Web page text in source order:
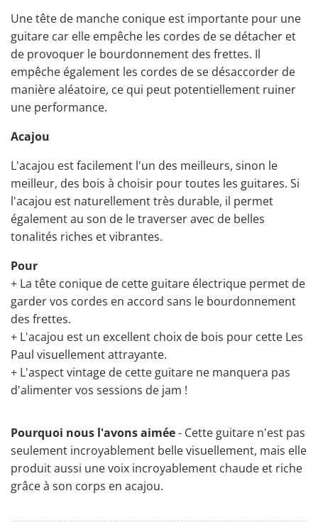
Une tête de manche conique est importante pour une
guitare car elle empêche les cordes de se détacher et
de provoquer le bourdonnement des frettes. Il
empêche également les cordes de se désaccorder de
manière aléatoire, ce qui peut potentiellement ruiner
une performance.
Acajou
L'acajou est facilement l'un des meilleurs, sinon le
meilleur, des bois à choisir pour toutes les guitares. Si
l'acajou est naturellement très durable, il permet
également au son de le traverser avec de belles
tonalités riches et vibrantes.
Pour
+ La tête conique de cette guitare électrique permet de
garder vos cordes en accord sans le bourdonnement
des frettes.
+ L'acajou est un excellent choix de bois pour cette Les
Paul visuellement attrayante.
+ L'aspect vintage de cette guitare ne manquera pas
d'alimenter vos sessions de jam !
Pourquoi nous l'avons aimée- Cette guitare n'est pas
seulement incroyablement belle visuellement, mais elle
produit aussi une voix incroyablement chaude et riche
grâce à son corps en acajou.